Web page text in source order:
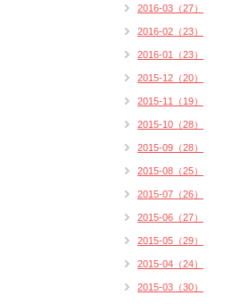
2016-03（27）
2016-02（23）
2016-01（23）
2015-12（20）
2015-11（19）
2015-10（28）
2015-09（28）
2015-08（25）
2015-07（26）
2015-06（27）
2015-05（29）
2015-04（24）
2015-03（30）